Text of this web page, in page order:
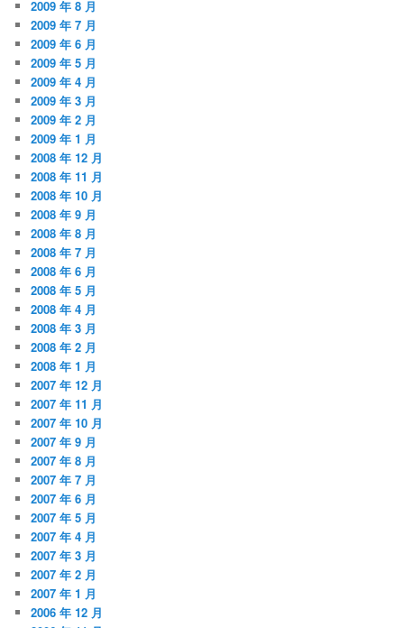
2009 年 8 月
2009 年 7 月
2009 年 6 月
2009 年 5 月
2009 年 4 月
2009 年 3 月
2009 年 2 月
2009 年 1 月
2008 年 12 月
2008 年 11 月
2008 年 10 月
2008 年 9 月
2008 年 8 月
2008 年 7 月
2008 年 6 月
2008 年 5 月
2008 年 4 月
2008 年 3 月
2008 年 2 月
2008 年 1 月
2007 年 12 月
2007 年 11 月
2007 年 10 月
2007 年 9 月
2007 年 8 月
2007 年 7 月
2007 年 6 月
2007 年 5 月
2007 年 4 月
2007 年 3 月
2007 年 2 月
2007 年 1 月
2006 年 12 月